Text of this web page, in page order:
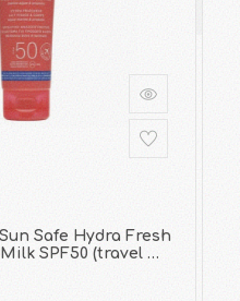
Safe Hydra Fresh
SPF50 (travel …